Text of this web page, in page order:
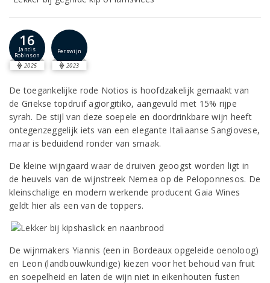
16
Jancis
Robinson
2025
Perswijn
2023
De toegankelijke rode Notios is hoofdzakelijk gemaakt van
de Griekse topdruif agiorgitiko, aangevuld met 15% rijpe
syrah. De stijl van deze soepele en doordrinkbare wijn heeft
ontegenzeggelijk iets van een elegante Italiaanse Sangiovese,
maar is beduidend ronder van smaak.
De kleine wijngaard waar de druiven geoogst worden ligt in
de heuvels van de wijnstreek Nemea op de Peloponnesos. De
kleinschalige en modern werkende producent Gaia Wines
geldt hier als een van de toppers.
De wijnmakers Yiannis (een in Bordeaux opgeleide oenoloog)
en Leon (landbouwkundige) kiezen voor het behoud van fruit
en soepelheid en laten de wijn niet in eikenhouten fusten